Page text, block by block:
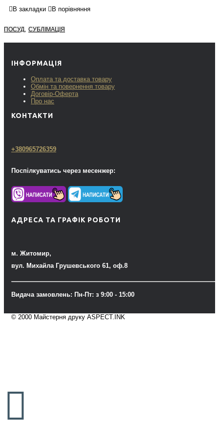
В закладки В порівняння
ПОСУД, СУБЛІМАЦІЯ
ІНФОРМАЦІЯ
Оплата та доставка товару
Обмін та повернення товару
Договір-Оферта
Про нас
КОНТАКТИ
+380965726359
Поспілкуватись через месенжер:
АДРЕСА ТА ГРАФІК РОБОТИ
м. Житомир,
вул. Михайла Грушевського 61, оф.8
Видача замовлень: Пн-Пт: з 9:00 - 15:00
© 2000 Майстерня друку ASPECT.INK